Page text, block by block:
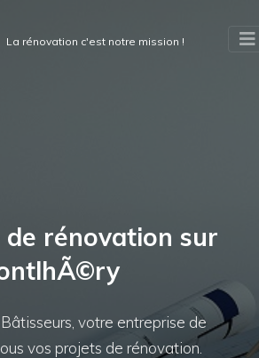
La rénovation c'est notre mission !
rénovation sur
votre entreprise de
vos projets de rénovation.